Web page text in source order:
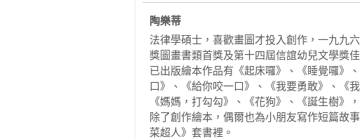
食材小知識：麵粉
小公民想一想：危機辨識與處理（遠離有害健
第八章
迷路的兄妹──熱呼呼香蒜蛋花湯的溫暖關懷
食譜：培根麵包布丁（鹹口味）、麵包布丁
食材小知識：蜂蜜
小公民想一想：社會關懷與服務、社會救助
陶樂蒂
法律學碩士，喜歡畫圖才投入創作，一九九
獎圖畫書類首獎及第十四屆信誼幼兒文學獎佳
已出版繪本作品有《起床囉》、《睡覺囉》
口》、《給你咬一口》、《我要勇敢》、《
《媽媽，打勾勾》、《花狗》、《誕生樹》
除了創作繪本，偶爾也為小朋友寫作短篇故
菜超人》套書裡。